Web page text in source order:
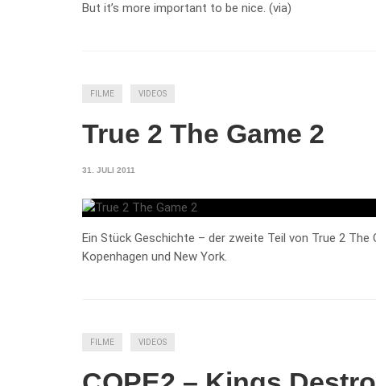
But it’s more important to be nice. (via)
FILME VIDEOS
True 2 The Game 2
31. JULI 2011
Ein Stück Geschichte – der zweite Teil von True 2 The
Kopenhagen und New York.
FILME VIDEOS